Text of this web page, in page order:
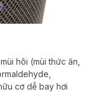
hôi (mùi thức ăn,
cơ dễ bay hơi